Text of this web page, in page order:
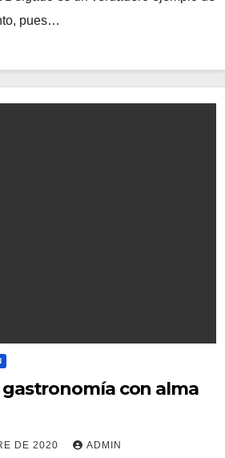
pues…
gastronomía con alma
DE 2020 ADMIN